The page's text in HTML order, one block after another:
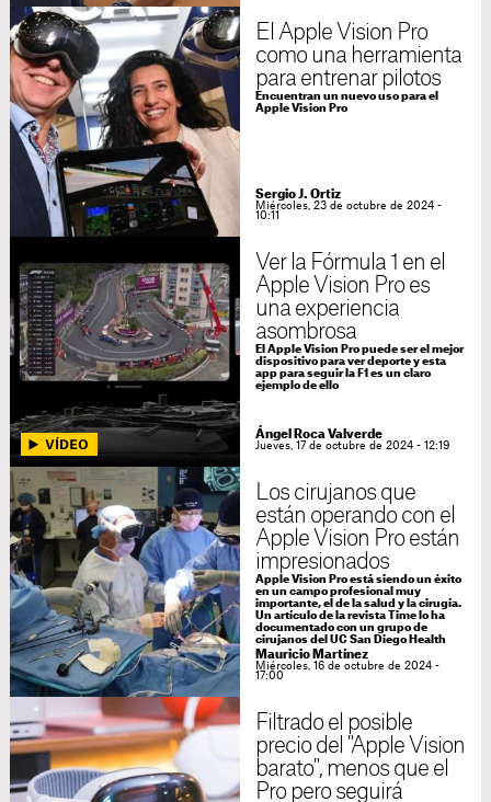
El Apple Vision Pro
como una herramienta
para entrenar pilotos
Encuentran un nuevo uso para el
Apple Vision Pro
Sergio J. Ortiz
Miércoles, 23 de octubre de 2024 -
10:11
Ver la Fórmula 1 en el
Apple Vision Pro es
una experiencia
asombrosa
El Apple Vision Pro puede ser el mejor
dispositivo para ver deporte y esta
app para seguir la F1 es un claro
ejemplo de ello
Ángel Roca Valverde
Jueves, 17 de octubre de 2024 - 12:19
Los cirujanos que
están operando con el
Apple Vision Pro están
impresionados
Apple Vision Pro está siendo un éxito
en un campo profesional muy
importante, el de la salud y la cirugía.
Un artículo de la revista Time lo ha
documentado con un grupo de
cirujanos del UC San Diego Health
Mauricio Martínez
Miércoles, 16 de octubre de 2024 -
17:00
Filtrado el posible
precio del "Apple Vision
barato", menos que el
Pro pero seguirá